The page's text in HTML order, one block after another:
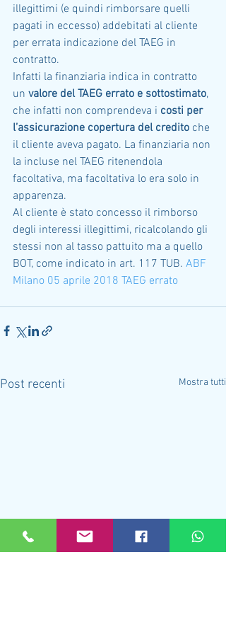
illegittimi (e quindi rimborsare quelli
pagati in eccesso) addebitati al cliente
per errata indicazione del TAEG in
contratto.
Infatti la finanziaria indica in contratto
un valore del TAEG errato e sottostimato,
che infatti non comprendeva i costi per
l’assicurazione copertura del credito che
il cliente aveva pagato. La finanziaria non
la incluse nel TAEG ritenendola
facoltativa, ma facoltativa lo era solo in
apparenza.
Al cliente è stato concesso il rimborso
degli interessi illegittimi, ricalcolando gli
stessi non al tasso pattuito ma a quello
BOT, come indicato in art. 117 TUB. ABF
Milano 05 aprile 2018 TAEG errato
Post recenti Mostra tutti